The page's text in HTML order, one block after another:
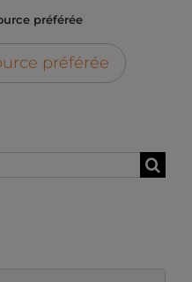
préférée
préférée